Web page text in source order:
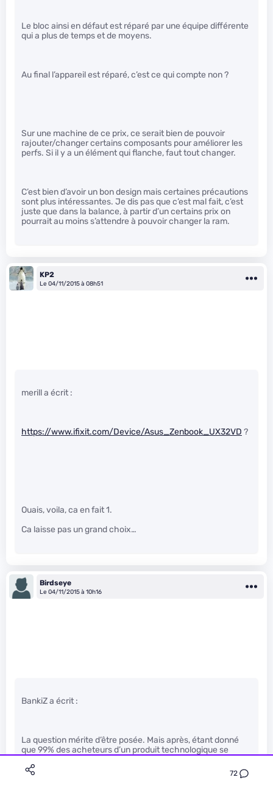
72
Le bloc ainsi en défaut est réparé par une équipe différente
qui a plus de temps et de moyens.
Au final l’appareil est réparé, c’est ce qui compte non ?
Sur une machine de ce prix, ce serait bien de pouvoir
rajouter/changer certains composants pour améliorer les
perfs. Si il y a un élément qui flanche, faut tout changer.
C’est bien d’avoir un bon design mais certaines précautions
sont plus intéressantes. Je dis pas que c’est mal fait, c’est
juste que dans la balance, à partir d’un certains prix on
pourrait au moins s’attendre à pouvoir changer la ram.
KP2
Le 04/11/2015 à 08h51
merill a écrit :
https://www.ifixit.com/Device/Asus_Zenbook_UX32VD ?
Ouais, voila, ca en fait 1.
Ca laisse pas un grand choix…
Birdseye
Le 04/11/2015 à 10h16
BankiZ a écrit :
La question mérite d’être posée. Mais après, étant donné
que 99% des acheteurs d’un produit technologique se
carre de le démonter :)